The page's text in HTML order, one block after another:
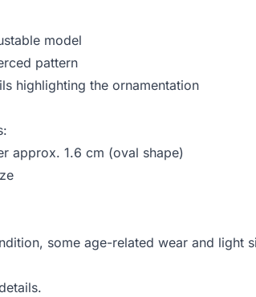
model
pattern
highlighting the ornamentation
approx. 1.6 cm (oval shape)
some age-related wear and light